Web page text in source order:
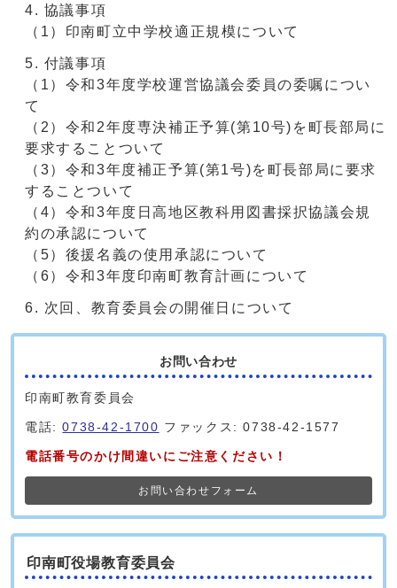
協議事項
（1）印南町立中学校適正規模について
付議事項
（1）令和3年度学校運営協議会委員の委嘱につい
て
（2）令和2年度専決補正予算(第10号)を町長部局に
要求することついて
（3）令和3年度補正予算(第1号)を町長部局に要求
することついて
（4）令和3年度日高地区教科用図書採択協議会規
約の承認について
（5）後援名義の使用承認について
（6）令和3年度印南町教育計画について
次回、教育委員会の開催日について
お問い合わせ
印南町教育委員会
電話:0738-42-1700 ファックス: 0738-42-1577
電話番号のかけ間違いにご注意ください！
お問い合わせフォーム
印南町役場教育委員会